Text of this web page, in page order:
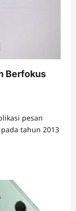
Berfokus
pesan
tahun 2013